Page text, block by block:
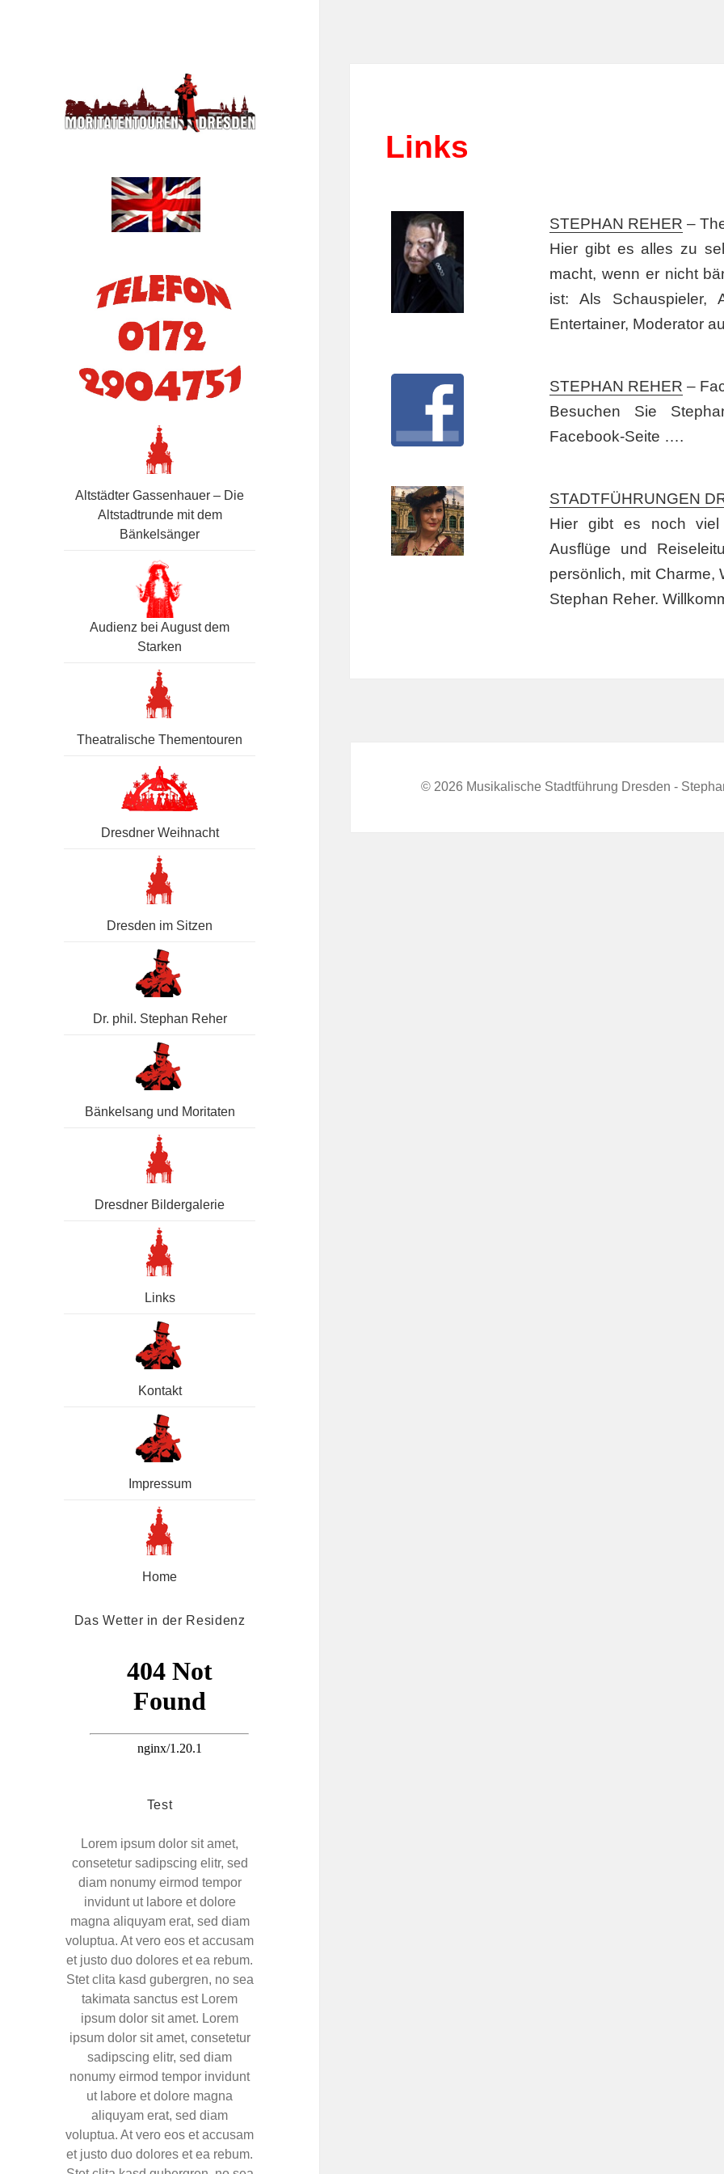
Altstädter Gassenhauer – Die
Altstadtrunde mit dem
Bänkelsänger
Audienz bei August dem
Starken
Theatralische Thementouren
Dresdner Weihnacht
Dresden im Sitzen
Dr. phil. Stephan Reher
Bänkelsang und Moritaten
Dresdner Bildergalerie
Links
Kontakt
Impressum
Home
Das Wetter in der Residenz
Test
Lorem ipsum dolor sit amet,
consetetur sadipscing elitr, sed
diam nonumy eirmod tempor
invidunt ut labore et dolore
magna aliquyam erat, sed diam
voluptua. At vero eos et accusam
et justo duo dolores et ea rebum.
Stet clita kasd gubergren, no sea
takimata sanctus est Lorem
ipsum dolor sit amet. Lorem
ipsum dolor sit amet, consetetur
sadipscing elitr, sed diam
nonumy eirmod tempor invidunt
ut labore et dolore magna
aliquyam erat, sed diam
voluptua. At vero eos et accusam
et justo duo dolores et ea rebum.
Links
STEPHAN REHER –
Hier gibt es alles zu
macht, wenn er nicht
ist: Als Schauspieler,
Entertainer, Moderator
STEPHAN REHER –
Besuchen Sie
Facebook-Seite ….
STADTFÜHRUNGEN
Hier gibt es noch viel
Ausflüge und
persönlich, mit Charme,
Stephan Reher.
© 2026 Musikalische Stadtführung Dresden -